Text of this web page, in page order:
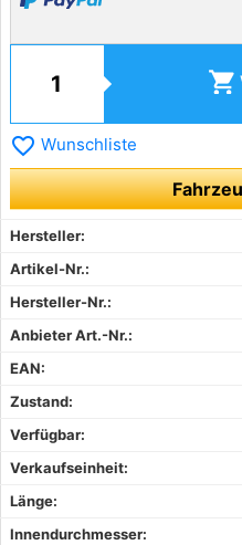
shopping_cart
favorite_border Wunschliste
Hersteller:
Artikel-Nr.:
Hersteller-Nr.:
Anbieter Art.-Nr.:
EAN:
Zustand:
Verfügbar:
Verkaufseinheit:
Länge:
Innendurchmesser: